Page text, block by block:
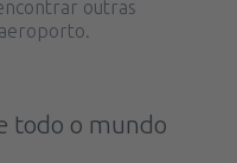
outras
todo o mundo